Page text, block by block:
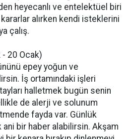
heyecanlı ve entelektüel biri
alırken kendi isteklerini
çalış.
- 20 Ocak)
epey yoğun ve
İş ortamındaki işleri
halletmek bugün senin
de alerji ve solunum
fayda var. Günlük
bir haber alabilirsin. Akşam